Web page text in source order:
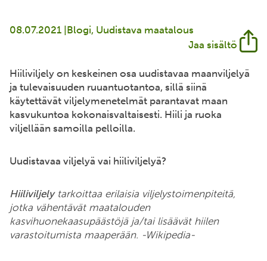
08.07.2021 | Blogi Uudistava maatalous
Jaa sisältö
Hiiliviljely on keskeinen osa uudistavaa maanviljelyä
ja tulevaisuuden ruuantuotantoa, sillä siinä
käytettävät viljelymenetelmät parantavat maan
kasvukuntoa kokonaisvaltaisesti. Hiili ja ruoka
viljellään samoilla pelloilla.
Uudistavaa viljelyä vai hiiliviljelyä?
Hiiliviljelytarkoittaa erilaisia viljelystoimenpiteitä,
jotka vähentävät maatalouden
kasvihuonekaasupäästöjä ja/tai lisäävät hiilen
varastoitumista maaperään. -Wikipedia-